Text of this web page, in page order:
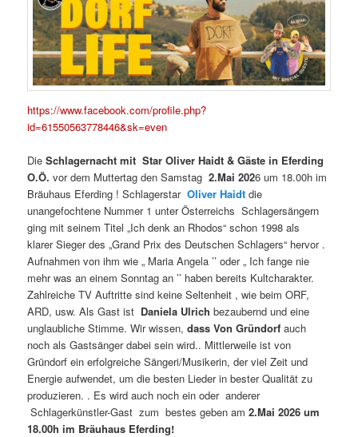
https://www.facebook.com/profile.php?
id=61550563778446&sk=even
DieSchlagernacht mit Star Oliver Haidt & Gäste in Eferding
O.Ö. vor dem Muttertag den Samstag2.Mai 2026 um 18.00h im
Bräuhaus Eferding ! SchlagerstarOliver Haidtdie
unangefochtene Nummer 1 unter Österreichs Schlagersängern
ging mit seinem Titel „Ich denk an Rhodos“ schon 1998 als
klarer Sieger des „Grand Prix des Deutschen Schlagers“ hervor .
Aufnahmen von ihm wie „ Maria Angela ’’ oder „ Ich fange nie
mehr was an einem Sonntag an ’’ haben bereits Kultcharakter.
Zahlreiche TV Auftritte sind keine Seltenheit , wie beim ORF,
ARD, usw. Als Gast ist Daniela Ulrichbezaubernd und eine
unglaubliche Stimme. Wir wissen,dass Von Gründorf auch
noch als Gastsänger dabei sein wird.. Mittlerweile ist von
Gründorf ein erfolgreiche Sängeri/Musikerin, der viel Zeit und
Energie aufwendet, um die besten Lieder in bester Qualität zu
produzieren. . Es wird auch noch ein oder anderer
Schlagerkünstler-Gast zum bestes geben am2.Mai 2026 um
18.00h im Bräuhaus Eferding!